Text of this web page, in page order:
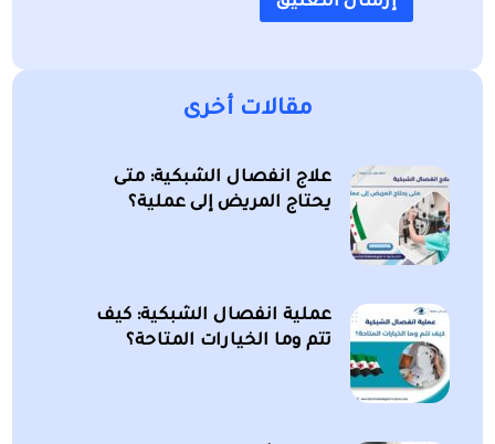
مقالات أخرى
علاج انفصال الشبكية: متى
يحتاج المريض إلى عملية؟
عملية انفصال الشبكية: كيف
تتم وما الخيارات المتاحة؟